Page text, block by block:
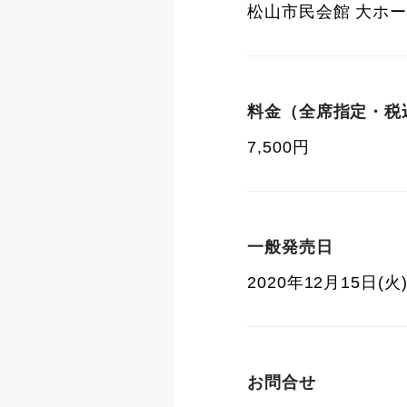
松山市民会館 大ホ
料金（全席指定・税
7,500円
一般発売日
2020年12月15日(火)
お問合せ